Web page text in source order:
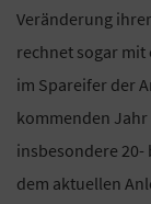
Veränderung
rechnet sogar mit
im Spareifer der
kommenden
insbesondere 20-
dem aktuellen